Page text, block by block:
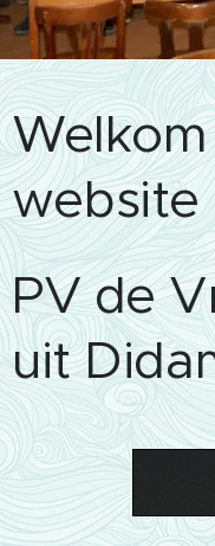
website
PV de
uit